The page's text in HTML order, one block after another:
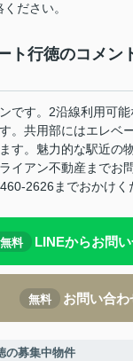
ださい。
ト行徳のコメン
です。2沿線利用可
。共用部にはエレベ
す。魅力的な駅近の
イアン不動産までお
2626までおかけく
無料 LINEからお問
無料 お問い合わ
の募集中物件